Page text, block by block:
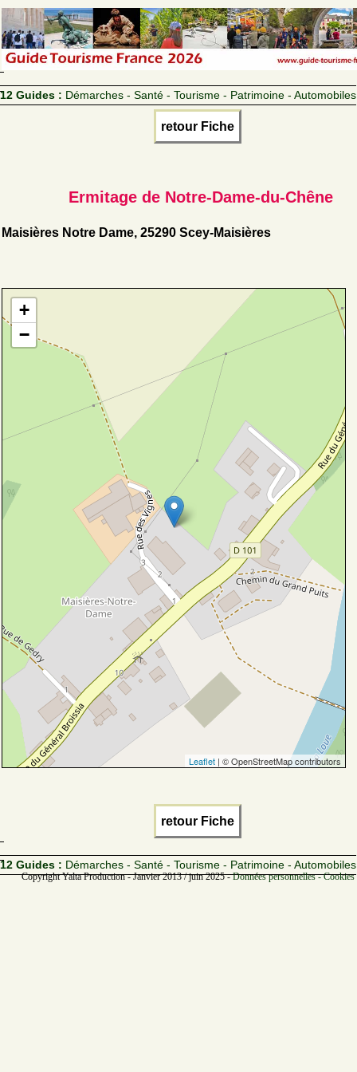
12 Guides : Démarches - Santé - Tourisme - Patrimoine - Automobiles
retour Fiche
Ermitage de Notre-Dame-du-Chêne
Maisières Notre Dame, 25290 Scey-Maisières
+
−
Leaflet | © OpenStreetMap contributors
retour Fiche
12 Guides : Démarches - Santé - Tourisme - Patrimoine - Automobiles
Copyright Yalta Production - Janvier 2013 / juin 2025 -Données personnelles -